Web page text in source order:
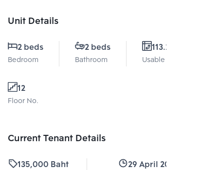
Unit Details
2 beds
Bedroom
2 beds
Bathroom
113.23 Sq.m.
Usable area
12
Floor No.
Current Tenant Details
135,000 Baht 29 April 2026